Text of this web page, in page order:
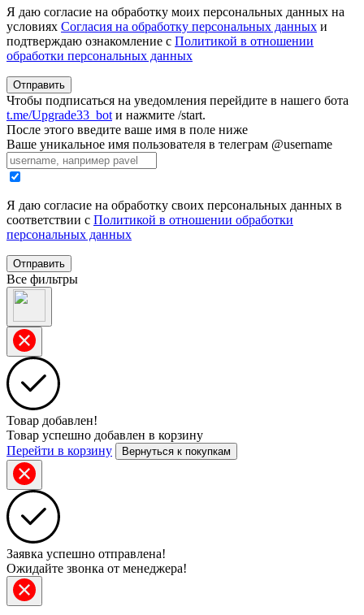
Я даю согласие на обработку моих персональных данных на
условиях Согласия на обработку персональных данных и
подтверждаю ознакомление с Политикой в отношении
обработки персональных данных
Отправить
Чтобы подписаться на уведомления перейдите в нашего бота
t.me/Upgrade33_bot и нажмите /start.
После этого введите ваше имя в поле ниже
Ваше уникальное имя пользователя в телеграм @username
Я даю согласие на обработку своих персональных данных в
соответствии с Политикой в отношении обработки
персональных данных
Отправить
Все фильтры
Товар добавлен!
Товар успешно добавлен в корзину
Перейти в корзину
Вернуться к покупкам
Заявка успешно отправлена!
Ожидайте звонка от менеджера!